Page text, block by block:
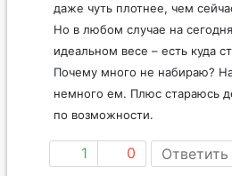
даже чуть плотнее, чем
Но в любом случае на
идеальном весе – есть куда
Почему много не набираю?
немного ем. Плюс стараюсь
по возможности.
1 0 Ответить